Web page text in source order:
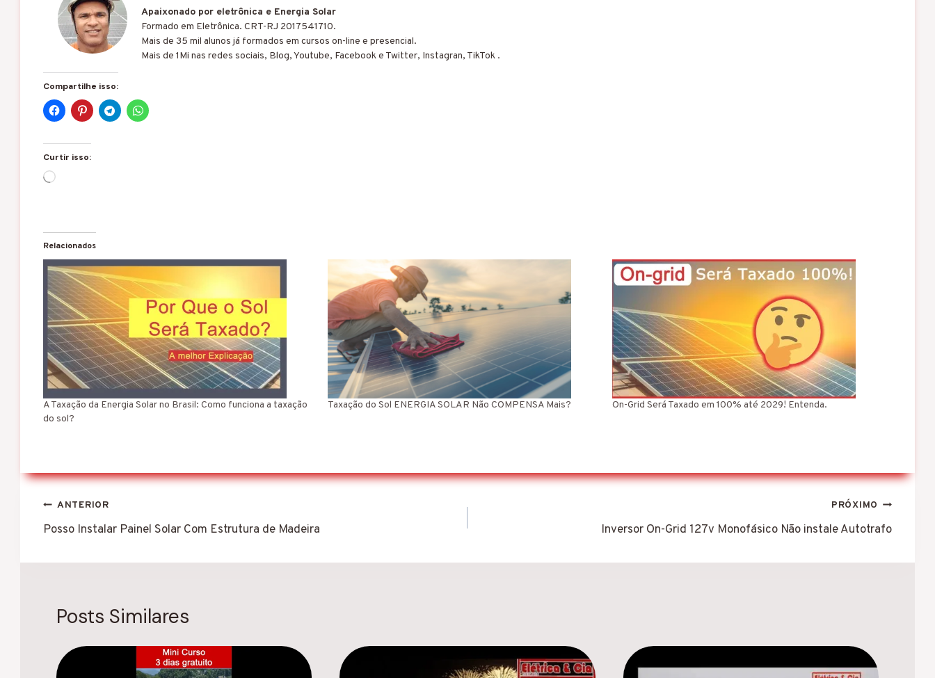
Apaixonado por eletrônica e Energia Solar
Formado em Eletrônica. CRT-RJ 2017541710.
Mais de 35 mil alunos já formados em cursos on-line e presencial.
Mais de 1Mi nas redes sociais, Blog, Youtube, Facebook e Twitter, Instagran, TikTok .
Compartilhe isso:
Curtir isso:
C
g
n
d
o
.
.
.
Relacionados
A Taxação da Energia Solar no Brasil: Como funciona a taxação
do sol?
Taxação do Sol ENERGIA SOLAR Não COMPENSA Mais? On-Grid Será Taxado em 100% até 2029! Entenda.
Navegação
de
Post
ANTERIOR
Posso Instalar Painel Solar Com Estrutura de Madeira
PRÓXIMO
Inversor On-Grid 127v Monofásico Não instale Autotrafo
Posts Similares